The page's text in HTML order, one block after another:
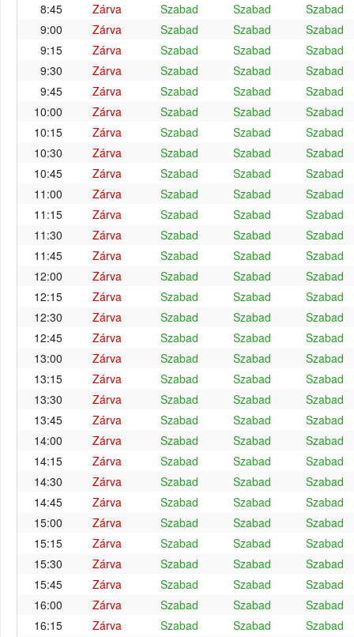
8:45
Zárva Szabad Szabad
Szabad
9:00
Zárva Szabad Szabad
Szabad
9:15
Zárva Szabad Szabad
Szabad
9:30
Zárva Szabad Szabad
Szabad
9:45
Zárva Szabad Szabad
Szabad
10:00
Zárva Szabad Szabad
Szabad
10:15
Zárva Szabad Szabad
Szabad
10:30
Zárva Szabad Szabad
Szabad
10:45
Zárva Szabad Szabad
Szabad
11:00
Zárva Szabad Szabad
Szabad
11:15
Zárva Szabad Szabad
Szabad
11:30
Zárva Szabad Szabad
Szabad
11:45
Zárva Szabad Szabad
Szabad
12:00
Zárva Szabad Szabad
Szabad
12:15
Zárva Szabad Szabad
Szabad
12:30
Zárva Szabad Szabad
Szabad
12:45
Zárva Szabad Szabad
Szabad
13:00
Zárva Szabad Szabad
Szabad
13:15
Zárva Szabad Szabad
Szabad
13:30
Zárva Szabad Szabad
Szabad
13:45
Zárva Szabad Szabad
Szabad
14:00
Zárva Szabad Szabad
Szabad
14:15
Zárva Szabad Szabad
Szabad
14:30
Zárva Szabad Szabad
Szabad
14:45
Zárva Szabad Szabad
Szabad
15:00
Zárva Szabad Szabad
Szabad
15:15
Zárva Szabad Szabad
Szabad
15:30
Zárva Szabad Szabad
Szabad
15:45
Zárva Szabad Szabad
Szabad
16:00
Zárva Szabad Szabad
Szabad
16:15
Zárva Szabad Szabad Szabad